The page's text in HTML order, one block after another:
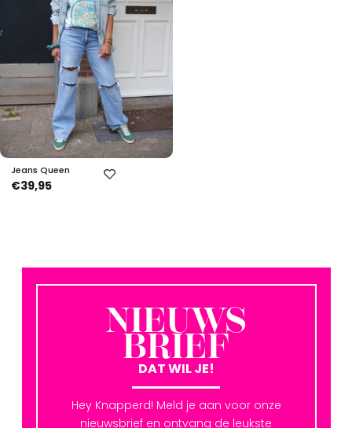
Jeans Queen
€39,95
NIEUWS
BRIEF
DAT WIL JE!
Hey Knapperd! Meld je aan voor onze
nieuwsbrief en ontvang de leukste